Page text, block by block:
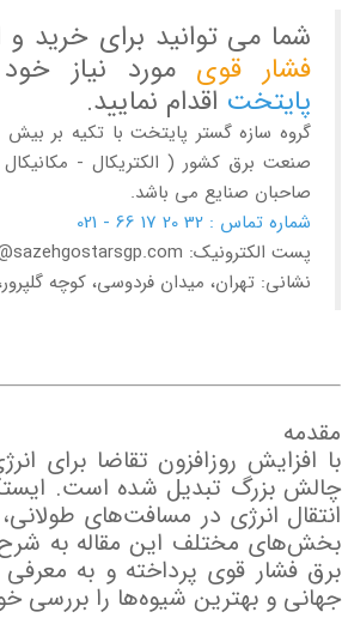
شما می توانید برای خرید و
فشار قوی مورد نیاز
پایتخت اقدام نمایید.
صنعت برق کشور ( الکتریکال -
صاحبان صنایع می باشد.
شماره تماس : 32 20 17 66 - 021
پست الکترونیک: info@sazehgostarsgp.com
نشانی: تهران، میدان فردوسی، کوچه گلپرور، پلاک
مقدمه
با افزایش روزافزون تقاضا برای
چالش بزرگ تبدیل شده است.
انتقال انرژی در مسافت‌های
بخش‌های مختلف این مقاله به شرح
برق فشار قوی پرداخته و به
جهانی و بهترین شیوه‌ها را بررسی